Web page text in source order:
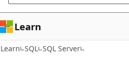
Learn
Learn SQL SQL Server